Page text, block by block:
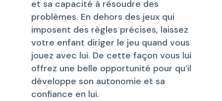
et sa capacité à résoudre des
problèmes. En dehors des jeux qui
imposent des règles précises, laissez
votre enfant diriger le jeu quand vous
jouez avec lui. De cette façon vous lui
offrez une belle opportunité pour qu’il
développe son autonomie et sa
confiance en lui.